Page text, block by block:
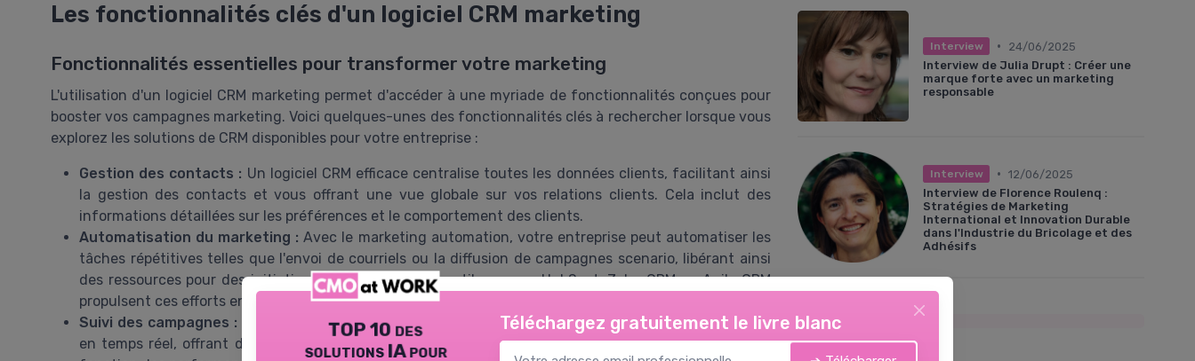
Les fonctionnalités clés d'un logiciel CRM marketing
Fonctionnalités essentielles pour transformer votre marketing
L'utilisation d'un logiciel CRM marketing permet d'accéder à une myriade de fonctionnalités conçues pour
booster vos campagnes marketing. Voici quelques-unes des fonctionnalités clés à rechercher lorsque vous
explorez les solutions de CRM disponibles pour votre entreprise :
Gestion des contacts : Un logiciel CRM efficace centralise toutes les données clients, facilitant ainsi
la gestion des contacts et vous offrant une vue globale sur vos relations clients. Cela inclut des
informations détaillées sur les préférences et le comportement des clients.
Automatisation du marketing : Avec le marketing automation, votre entreprise peut automatiser les
tâches répétitives telles que l'envoi de courriels ou la diffusion de campagnes scenario, libérant ainsi
des ressources pour des initiatives stratégiques. Les outils comme HubSpot, Zoho CRM ou Agile CRM
propulsent ces efforts en simplifiant les processus.
Suivi des campagnes : Un CRM marketing vous aide à suivre l'efficacité de vos campagnes marketing
en temps réel, offrant des analyses précises et exploitables. Vous pouvez ajuster vos campagnes en
Interview •
24/06/2025
Interview de Julia Drupt : Créer une
marque forte avec un marketing
responsable
Interview • 12/06/2025
Interview de Florence Roulenq :
Stratégies de Marketing
International et Innovation Durable
dans l'Industrie du Bricolage et des
Adhésifs
Les plus lus
TOP 10 des
solutions IA pour
Téléchargez gratuitement le livre blanc